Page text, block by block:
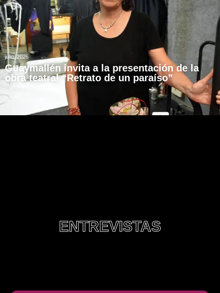
julio, 2026
Guaymallén invita a la presentación de la
obra teatral “Retrato de un paraíso”
ENTREVISTAS